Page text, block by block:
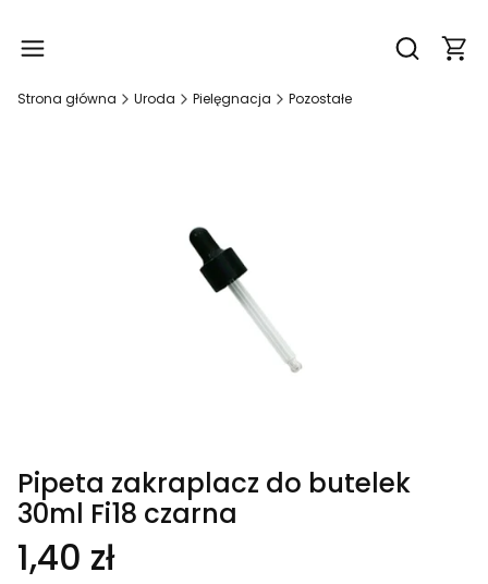
Otwórz
Strona główna Uroda Pielęgnacja Pozostałe
Pipeta zakraplacz do butelek
30ml Fi18 czarna
Cena
1,40 zł